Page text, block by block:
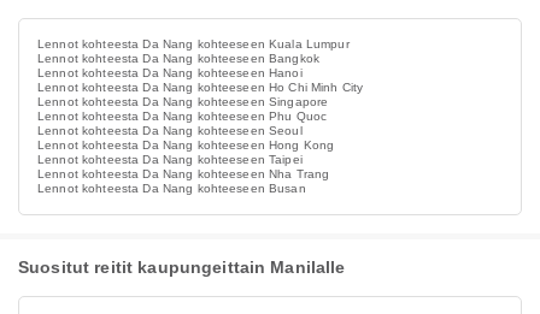
Lennot kohteesta Da Nang kohteeseen Kuala Lumpur
Lennot kohteesta Da Nang kohteeseen Bangkok
Lennot kohteesta Da Nang kohteeseen Hanoi
Lennot kohteesta Da Nang kohteeseen Ho Chi Minh City
Lennot kohteesta Da Nang kohteeseen Singapore
Lennot kohteesta Da Nang kohteeseen Phu Quoc
Lennot kohteesta Da Nang kohteeseen Seoul
Lennot kohteesta Da Nang kohteeseen Hong Kong
Lennot kohteesta Da Nang kohteeseen Taipei
Lennot kohteesta Da Nang kohteeseen Nha Trang
Lennot kohteesta Da Nang kohteeseen Busan
Suositut reitit kaupungeittain Manilalle